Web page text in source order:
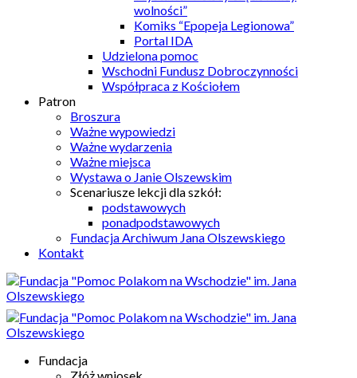
wolności”
Komiks “Epopeja Legionowa”
Portal IDA
Udzielona pomoc
Wschodni Fundusz Dobroczynności
Współpraca z Kościołem
Patron
Broszura
Ważne wypowiedzi
Ważne wydarzenia
Ważne miejsca
Wystawa o Janie Olszewskim
Scenariusze lekcji dla szkół:
podstawowych
ponadpodstawowych
Fundacja Archiwum Jana Olszewskiego
Kontakt
Fundacja